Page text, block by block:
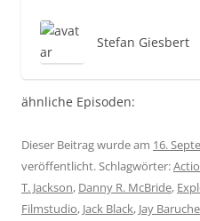
Stefan Giesbert
ähnliche Episoden:
Dieser Beitrag wurde am 16.
veröffentlicht. Schlagwörter:
T. Jackson, Danny R. McBride,
Filmstudio, Jack Black, Jay